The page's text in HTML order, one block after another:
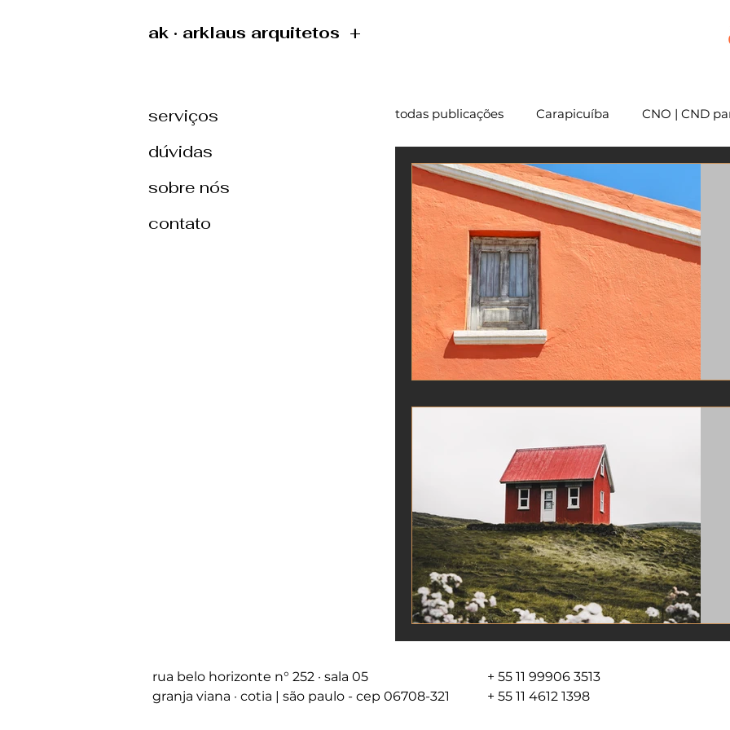
ak · arklaus arquitetos +
todas publicações Carapicuíba CNO | CND
Cartório São Paulo
Mentoria Embu das Artes
serviços
dúvidas
sobre nós
contato
rua belo horizonte n° 252 · sala 05
granja viana · cotia | são paulo - cep 06708-321
+ 55 11 99906 3513
+ 55 11 4612 1398